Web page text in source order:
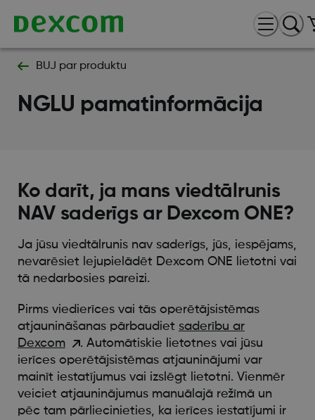
BUJ par produktu
NGLU pamatinformācija
Ko darīt, ja mans viedtālrunis
NAV saderīgs ar Dexcom ONE?
Ja jūsu viedtālrunis nav saderīgs, jūs, iespējams,
nevarēsiet lejupielādēt Dexcom ONE lietotni vai
tā nedarbosies pareizi.
Pirms viedierīces vai tās operētājsistēmas
atjaunināšanas pārbaudiet saderību ar
Dexcom
. Automātiskie lietotnes vai jūsu
ierīces operētājsistēmas atjauninājumi var
mainīt iestatījumus vai izslēgt lietotni. Vienmēr
veiciet atjauninājumus manuālajā režīmā un
pēc tam pārliecinieties, ka ierīces iestatījumi ir